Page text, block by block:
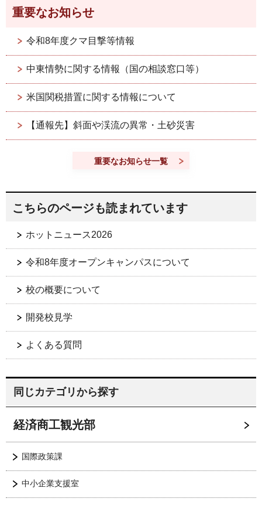
重要なお知らせ
令和8年度クマ目撃等情報
中東情勢に関する情報（国の相談窓口等）
米国関税措置に関する情報について
【通報先】斜面や渓流の異常・土砂災害
重要なお知らせ一覧
こちらのページも読まれています
ホットニュース2026
令和8年度オープンキャンパスについて
校の概要について
開発校見学
よくある質問
同じカテゴリから探す
経済商工観光部
国際政策課
中小企業支援室